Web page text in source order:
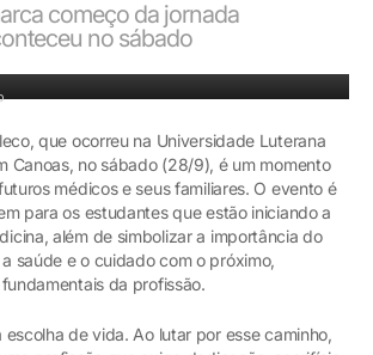
começo da jornada
no sábado
que ocorreu na Universidade Luterana
Canoas, no sábado (28/9), é um momento
médicos e seus familiares. O evento é
para os estudantes que estão iniciando a
além de simbolizar a importância do
saúde e o cuidado com o próximo,
da profissão.
escolha de vida. Ao lutar por esse caminho,